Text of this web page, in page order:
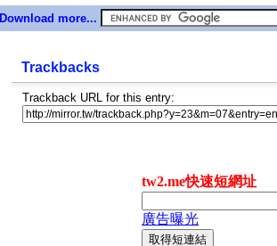
Download more...
Trackbacks
Trackback URL for this entry: